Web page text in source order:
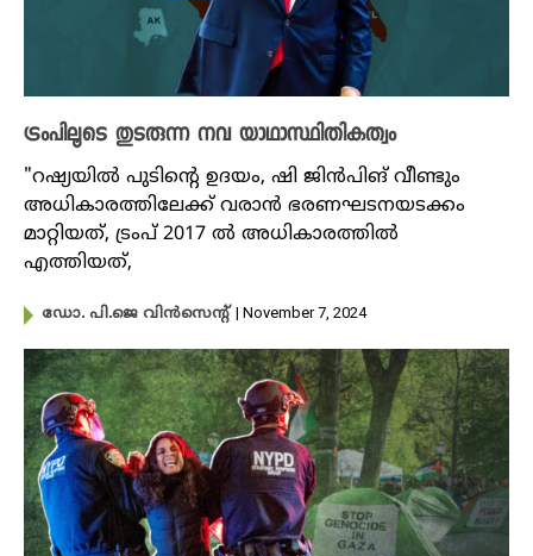
ട്രംപിലൂടെ തുടരുന്ന നവ യാഥാസ്ഥിതികത്വം
"റഷ്യയിൽ പുടിന്റെ ഉദയം, ഷി ജിൻപിങ് വീണ്ടും
അധികാരത്തിലേക്ക് വരാൻ ഭരണഘടനയടക്കം
മാറ്റിയത്, ട്രംപ് 2017 ൽ അധികാരത്തിൽ
എത്തിയത്,
ഡോ. പി.ജെ വിൻസെന്റ് | November 7, 2024